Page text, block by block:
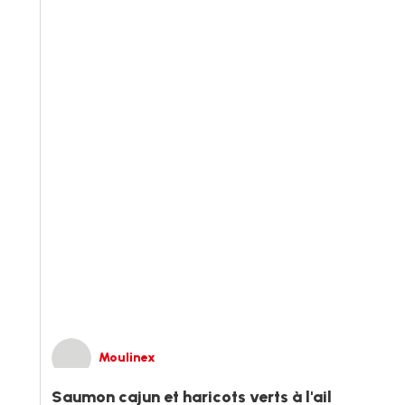
Moulinex
Saumon cajun et haricots verts à l'ail